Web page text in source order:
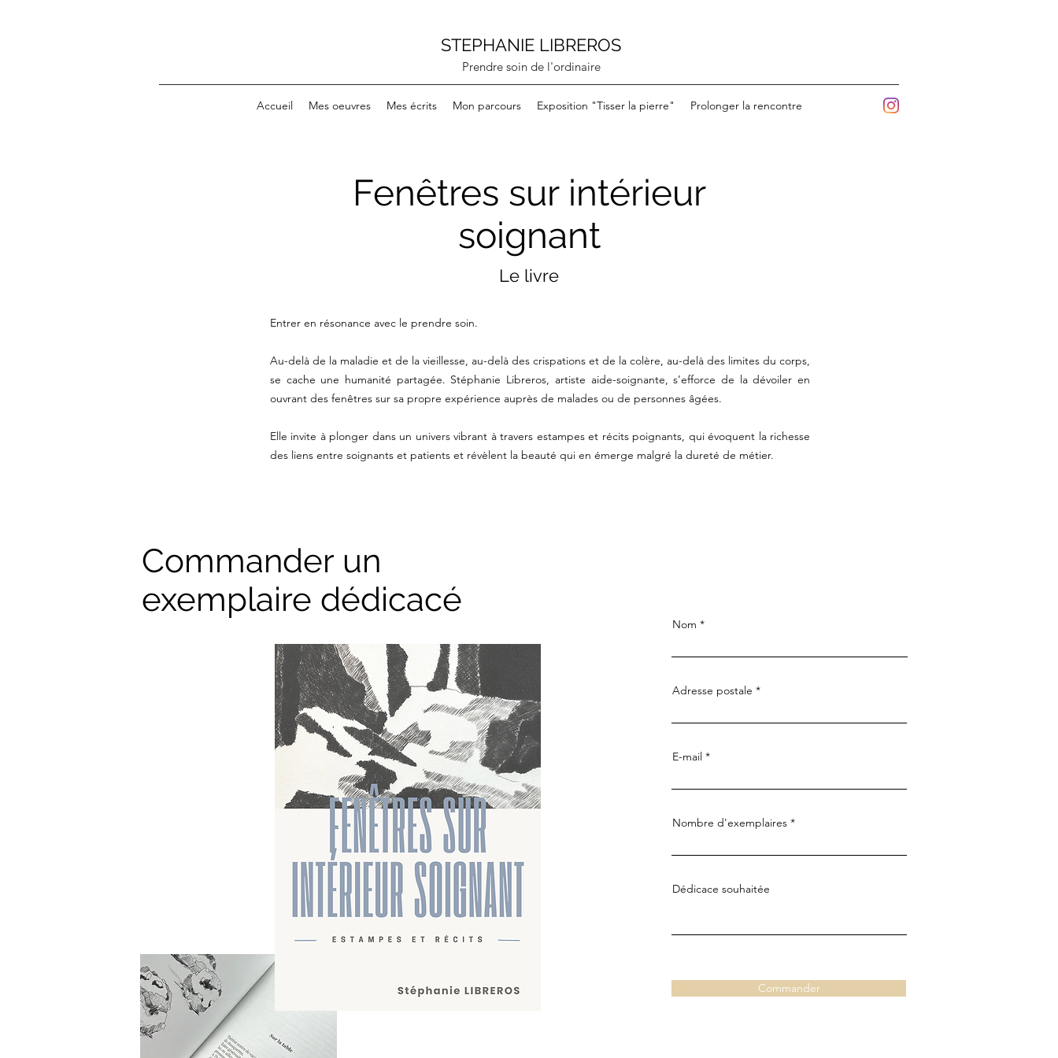
STEPHANIE LIBREROS
Prendre soin de l'ordinaire
Accueil Mes oeuvres Mes écrits Mon parcours Exposition "Tisser la pierre" Prolonger la rencontre
Fenêtres sur intérieur
soignant
Le livre
Entrer en résonance avec le prendre soin.
Au-delà de la maladie et de la vieillesse, au-delà des crispations et de la colère, au-delà des limites du corps,
se cache une humanité partagée. Stéphanie Libreros, artiste aide-soignante, s’efforce de la dévoiler en
ouvrant des fenêtres sur sa propre expérience auprès de malades ou de personnes âgées.
Elle invite à plonger dans un univers vibrant à travers estampes et récits poignants, qui évoquent la richesse
des liens entre soignants et patients et révèlent la beauté qui en émerge malgré la dureté de métier.
Commander un
exemplaire dédicacé
Nom
Adresse postale
E-mail
Nombre d'exemplaires
Dédicace souhaitée
Commander